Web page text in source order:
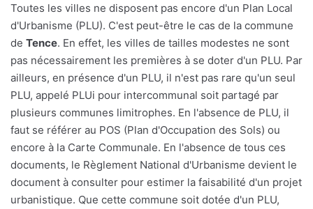
Toutes les villes ne disposent pas encore d'un Plan Local
d'Urbanisme (PLU). C'est peut-être le cas de la commune
de Tence. En effet, les villes de tailles modestes ne sont
pas nécessairement les premières à se doter d'un PLU. Par
ailleurs, en présence d'un PLU, il n'est pas rare qu'un seul
PLU, appelé PLUi pour intercommunal soit partagé par
plusieurs communes limitrophes. En l'absence de PLU, il
faut se référer au POS (Plan d'Occupation des Sols) ou
encore à la Carte Communale. En l'absence de tous ces
documents, le Règlement National d'Urbanisme devient le
document à consulter pour estimer la faisabilité d'un projet
urbanistique. Que cette commune soit dotée d'un PLU,